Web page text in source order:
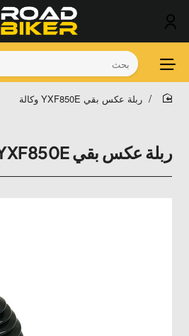
بحث
ربلة عكس بقي YXF850E وكالة
ربلة عكس بقي YXF850E وكالة